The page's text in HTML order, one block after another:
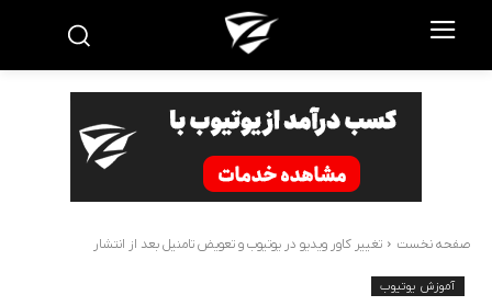
صفحه نخست تغییر کاور ویدیو در یوتیوب و تعویض تامنیل بعد از انتشار
آموزش یوتیوب